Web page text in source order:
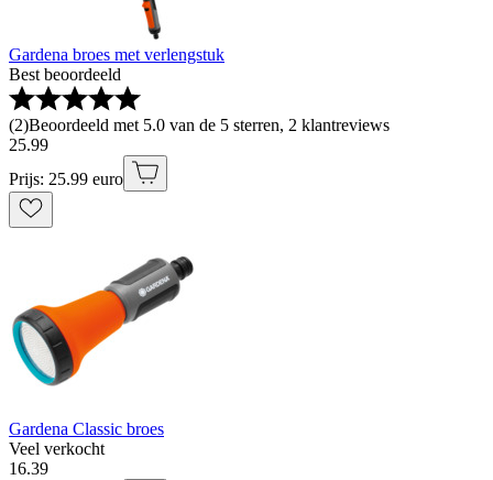
Gardena broes met verlengstuk
Best beoordeeld
(2)Beoordeeld met 5.0 van de 5 sterren, 2 klantreviews
25.99
Prijs: 25.99 euro
Gardena Classic broes
Veel verkocht
16.39